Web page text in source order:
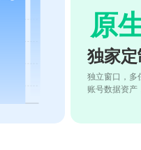
原
独家
独立窗口，多
账号数据资产